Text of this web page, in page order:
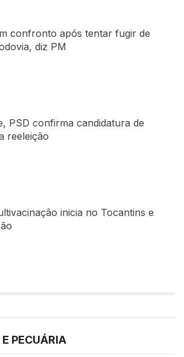
confronto após tentar fugir de
diz PM
PSD confirma candidatura de
reeleição
inicia no Tocantins e
PECUÁRIA